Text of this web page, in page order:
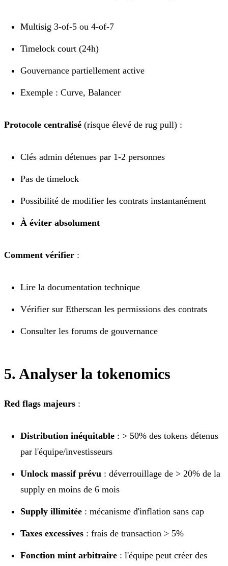
Multisig 3-of-5 ou 4-of-7
Timelock court (24h)
Gouvernance partiellement active
Exemple : Curve, Balancer
Protocole centralisé (risque élevé de rug pull) :
Clés admin détenues par 1-2 personnes
Pas de timelock
Possibilité de modifier les contrats instantanément
À éviter absolument
Comment vérifier :
Lire la documentation technique
Vérifier sur Etherscan les permissions des contrats
Consulter les forums de gouvernance
5. Analyser la tokenomics
Red flags majeurs :
Distribution inéquitable : > 50% des tokens détenus
par l'équipe/investisseurs
Unlock massif prévu : déverrouillage de > 20% de la
supply en moins de 6 mois
Supply illimitée : mécanisme d'inflation sans cap
Taxes excessives : frais de transaction > 5%
Fonction mint arbitraire : l'équipe peut créer des